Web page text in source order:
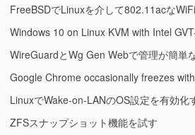
FreeBSDでLinuxを介して802.11acな
Windows 10 on Linux KVM with Intel
WireGuardとWg Gen Webで管理が簡単
Google Chrome occasionally freezes
LinuxでWake-on-LANのOS設定を有効化
ZFSスナップショット機能を試す